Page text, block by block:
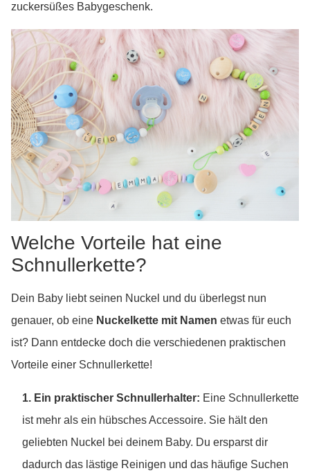
zuckersüßes Babygeschenk.
Welche Vorteile hat eine
Schnullerkette?
Dein Baby liebt seinen Nuckel und du überlegst nun
genauer, ob eine Nuckelkette mit Namen etwas für euch
ist? Dann entdecke doch die verschiedenen praktischen
Vorteile einer Schnullerkette!
1. Ein praktischer Schnullerhalter: Eine Schnullerkette
ist mehr als ein hübsches Accessoire. Sie hält den
geliebten Nuckel bei deinem Baby. Du ersparst dir
dadurch das lästige Reinigen und das häufige Suchen